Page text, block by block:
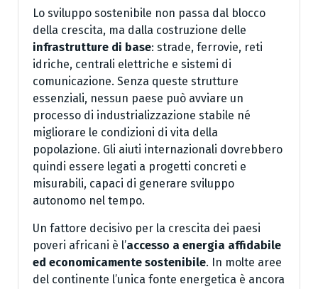
Lo sviluppo sostenibile non passa dal blocco
della crescita, ma dalla costruzione delle
infrastrutture di base: strade, ferrovie, reti
idriche, centrali elettriche e sistemi di
comunicazione. Senza queste strutture
essenziali, nessun paese può avviare un
processo di industrializzazione stabile né
migliorare le condizioni di vita della
popolazione. Gli aiuti internazionali dovrebbero
quindi essere legati a progetti concreti e
misurabili, capaci di generare sviluppo
autonomo nel tempo.
Un fattore decisivo per la crescita dei paesi
poveri africani è l’accesso a energia affidabile
ed economicamente sostenibile. In molte aree
del continente l’unica fonte energetica è ancora